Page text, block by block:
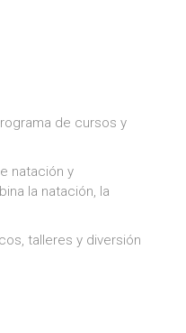
de cursos y
natación y
la natación, la
talleres y diversión